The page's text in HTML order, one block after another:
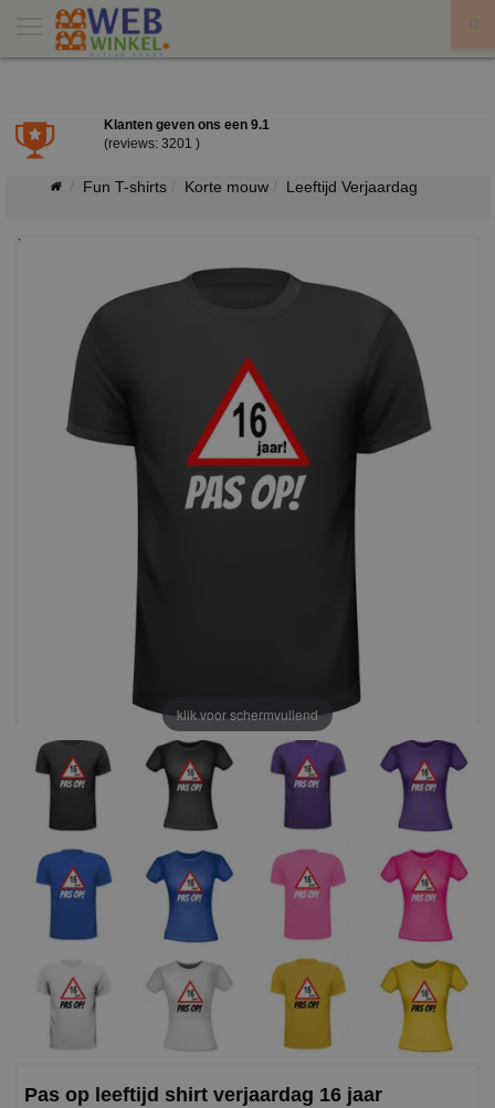
Klanten geven ons een 9.1
(reviews: 3201 )
Fun T-shirts Korte mouw Leeftijd Verjaardag
klik voor schermvullend
Pas op leeftijd shirt verjaardag 16 jaar